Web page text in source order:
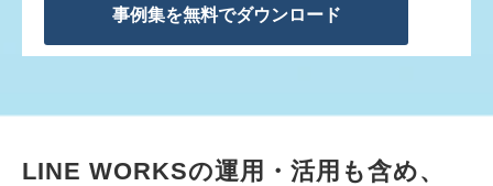
事例集を無料でダウンロード
LINE WORKSの運用・活用も含め、